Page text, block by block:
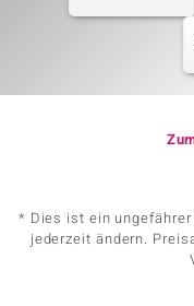
* Dies ist ein
jederzeit ändern.